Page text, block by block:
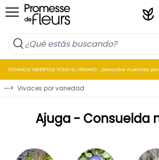
Ir al contenido
ESTAMOS ABIERTOS TODO EL VERANO : ¡Descubre nuestras
⋯> Vivaces por variedad
Ajuga - Consuelda